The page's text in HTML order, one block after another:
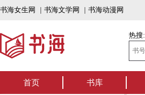
书海女生网 书海文学网 书海动漫网
热搜:
首页 书库